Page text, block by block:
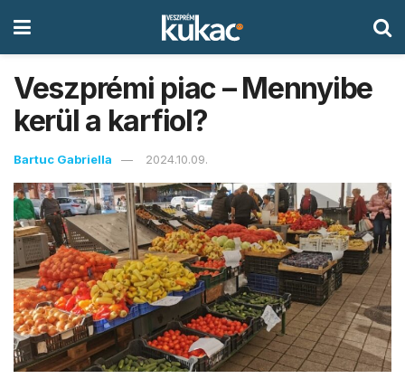
Veszprémi piac – Mennyibe
kerül a karfiol?
Bartuc Gabriella 2024.10.09.